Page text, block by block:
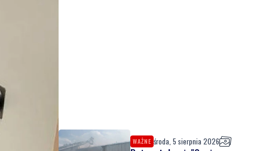
WAŻNE środa, 5 sierpnia 2026